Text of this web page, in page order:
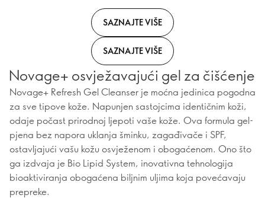
SAZNAJTE VIŠE
SAZNAJTE VIŠE
Novage+ osvježavajući gel za čišćenje
Novage+ Refresh Gel Cleanser je moćna jedinica pogodna
za sve tipove kože. Napunjen sastojcima identičnim koži,
odaje počast prirodnoj ljepoti vaše kože. Ova formula gel-
pjena bez napora uklanja šminku, zagađivače i SPF,
ostavljajući vašu kožu osvježenom i obogaćenom. Ono što
ga izdvaja je Bio Lipid System, inovativna tehnologija
bioaktiviranja obogaćena biljnim uljima koja povećavaju
prepreke.